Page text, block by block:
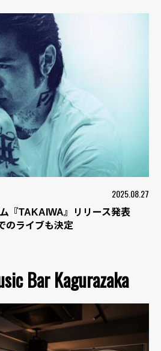
2025.08.27
『TAKAIWA』リリース発表
のライブも決定
Bar Kagurazaka